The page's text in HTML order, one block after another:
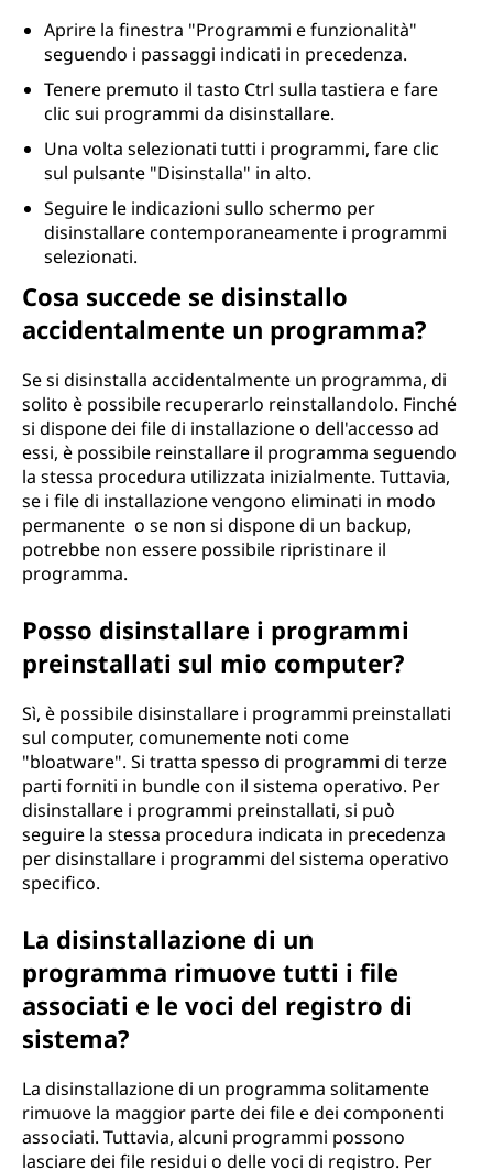
Aprire la finestra "Programmi e funzionalità"
seguendo i passaggi indicati in precedenza.
Tenere premuto il tasto Ctrl sulla tastiera e fare
clic sui programmi da disinstallare.
Una volta selezionati tutti i programmi, fare clic
sul pulsante "Disinstalla" in alto.
Seguire le indicazioni sullo schermo per
disinstallare contemporaneamente i programmi
selezionati.
Cosa succede se disinstallo
accidentalmente un programma?
Se si disinstalla accidentalmente un programma, di
solito è possibile recuperarlo reinstallandolo. Finché
si dispone dei file di installazione o dell'accesso ad
essi, è possibile reinstallare il programma seguendo
la stessa procedura utilizzata inizialmente. Tuttavia,
se i file di installazione vengono eliminati in modo
permanente o se non si dispone di un backup,
potrebbe non essere possibile ripristinare il
programma.
Posso disinstallare i programmi
preinstallati sul mio computer?
Sì, è possibile disinstallare i programmi preinstallati
sul computer, comunemente noti come
"bloatware". Si tratta spesso di programmi di terze
parti forniti in bundle con il sistema operativo. Per
disinstallare i programmi preinstallati, si può
seguire la stessa procedura indicata in precedenza
per disinstallare i programmi del sistema operativo
specifico.
La disinstallazione di un
programma rimuove tutti i file
associati e le voci del registro di
sistema?
La disinstallazione di un programma solitamente
rimuove la maggior parte dei file e dei componenti
associati. Tuttavia, alcuni programmi possono
lasciare dei file residui o delle voci di registro. Per